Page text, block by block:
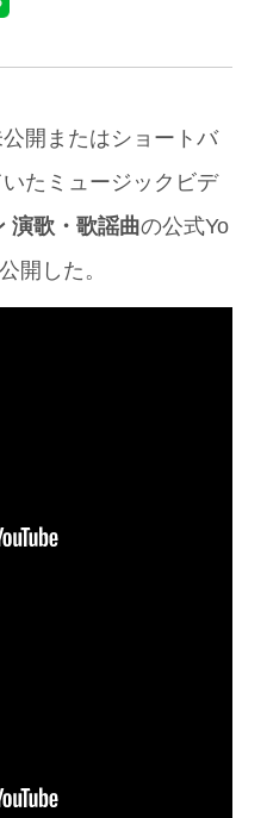
開またはショートバ
たミュージックビデ
演歌・歌謡曲の公式Yo
開した。